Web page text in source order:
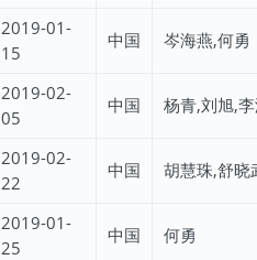
2019-01-
15
中国 岑海燕,何勇
2019-02-
05
中国 杨青,刘旭,
2019-02-
22
中国 胡慧珠,舒晓
2019-01-
25
中国 何勇